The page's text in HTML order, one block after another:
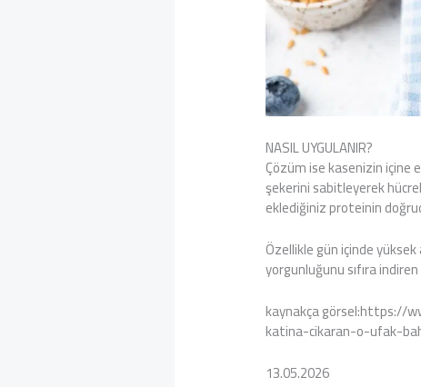
NASIL UYGULANIR?
Çözüm ise kasenizin içine
şekerini sabitleyerek
eklediğiniz proteinin
Özellikle gün içinde
yorgunluğunu sıfıra
kaynakça görsel:https://
katina-cikaran-o-ufak-
13.05.2026